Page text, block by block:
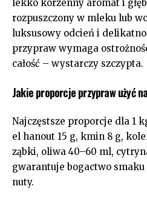
lekko korzenny aromat i
rozpuszczony w mleku lub
luksusowy odcień i
przypraw wymaga
całość – wystarczy szczypta.
Jakie proporcje przypraw użyć
Najczęstsze proporcje dla 1
el hanout 15 g, kmin 8 g,
ząbki, oliwa 40–60 ml,
gwarantuje bogactwo
nuty.